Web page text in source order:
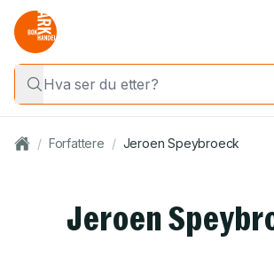
/ Forfattere / Jeroen Speybroeck
Jeroen